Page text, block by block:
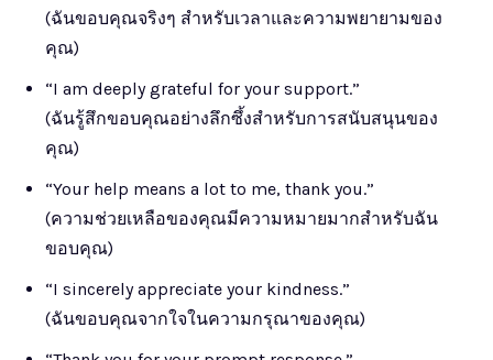
(ฉันขอบคุณจริงๆ สำหรับเวลาและความพยายามของ
คุณ)
“I am deeply grateful for your support.”
(ฉันรู้สึกขอบคุณอย่างลึกซึ้งสำหรับการสนับสนุนของ
คุณ)
“Your help means a lot to me, thank you.”
(ความช่วยเหลือของคุณมีความหมายมากสำหรับฉัน
ขอบคุณ)
“I sincerely appreciate your kindness.”
(ฉันขอบคุณจากใจในความกรุณาของคุณ)